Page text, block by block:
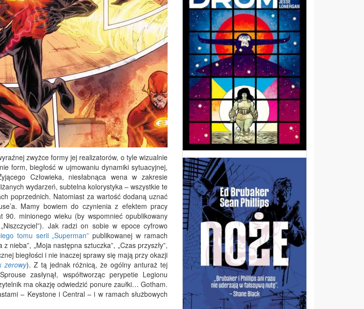
zwyżce formy jej realizatorów, o tyle wizualnie
form, biegłość w ujmowaniu dynamiki sytuacyjnej,
Człowieka, niesłabnąca wena w zakresie
wydarzeń, subtelna kolorystyka – wszystkie te
poprzednich. Natomiast za wartość dodaną uznać
Mamy bowiem do czynienia z efektem pracy
minionego wieku (by wspomnieć opublikowany
Jak radzi on sobie w epoce cyfrowo
tomu serii „Superman” publikowanej w ramach
nieba”, „Moja następna sztuczka”, „Czas przyszły”,
biegłości i nie inaczej sprawy się mają przy okazji
zerowy). Z tą jednak różnicą, że ogólny anturaż tej
zasłynął, współtworząc perypetie Legionu
ma okazję odwiedzić ponure zaułki… Gotham.
– Keystone i Central – i w ramach służbowych